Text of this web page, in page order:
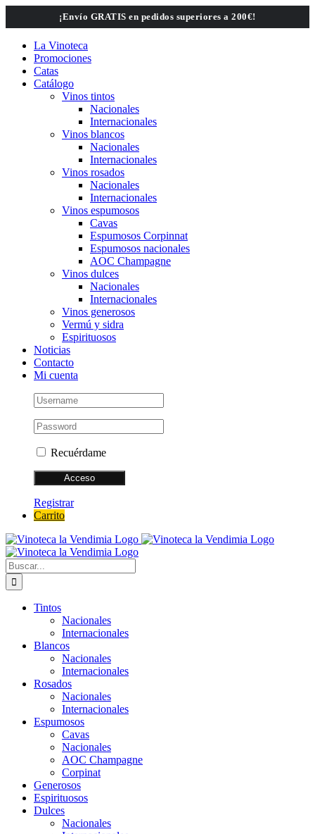
¡Envío GRATIS en pedidos superiores a 200€!
La Vinoteca
Promociones
Catas
Catálogo
Vinos tintos
Nacionales
Internacionales
Vinos blancos
Nacionales
Internacionales
Vinos rosados
Nacionales
Internacionales
Vinos espumosos
Cavas
Espumosos Corpinnat
Espumosos nacionales
AOC Champagne
Vinos dulces
Nacionales
Internacionales
Vinos generosos
Vermú y sidra
Espirituosos
Noticias
Contacto
Mi cuenta
Recuérdame
Registrar
Carrito
Buscar:
Tintos
Nacionales
Internacionales
Blancos
Nacionales
Internacionales
Rosados
Nacionales
Internacionales
Espumosos
Cavas
Nacionales
AOC Champagne
Corpinat
Generosos
Espirituosos
Dulces
Nacionales